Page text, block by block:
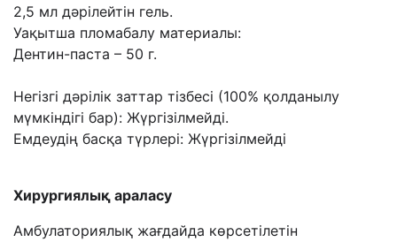
2,5 мл дәрілейтін гель.
Уақытша пломабалу материалы:
Дентин-паста – 50 г.
Негізгі дәрілік заттар тізбесі (100% қолданылу
мүмкіндігі бар): Жүргізілмейді.
Емдеудің басқа түрлері: Жүргізілмейді
Хирургиялық араласу
Амбулаториялық жағдайда көрсетілетін